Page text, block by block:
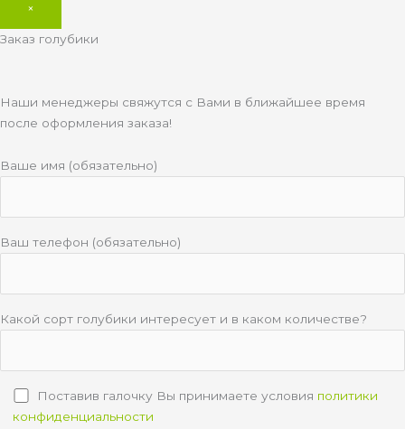
×
Заказ голубики
Наши менеджеры свяжутся с Вами в ближайшее время
после оформления заказа!
Ваше имя (обязательно)
Ваш телефон (обязательно)
Какой сорт голубики интересует и в каком количестве?
Поставив галочку Вы принимаете условия политики
конфиденциальности